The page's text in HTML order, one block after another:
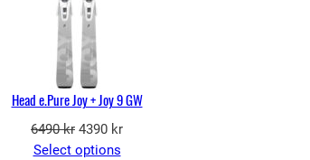
Head e.Pure Joy + Joy 9 GW
6490kr Det
ursprungliga
4390 krDet
Select options